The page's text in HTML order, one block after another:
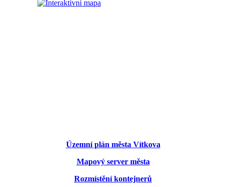
Územní plán města Vítkova
Mapový server města
Rozmístění kontejnerů